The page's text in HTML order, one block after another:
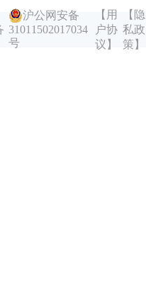
沪公网安备
31011502017034
号
【用
户协
议】
【隐
私政
策】